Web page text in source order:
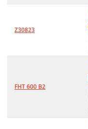
Z30823
FHT 600 B2